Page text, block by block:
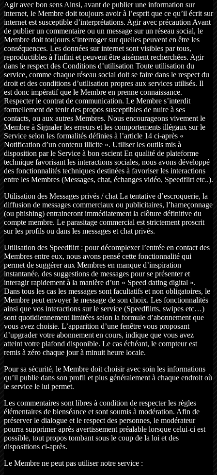
Agir avec bon sens Ainsi, avant de publier une information sur
internet, le Membre doit toujours avoir à l’esprit que ce qu’il écrit sur
internet est susceptible d’interprétations. Agir avec précaution Avant
de publier un commentaire ou un message sur un réseau social, le
Membre doit toujours s’interroger sur quelles peuvent en être les
conséquences. Les données sur internet sont visibles par tous,
reproductibles à l'infini et peuvent être aisément recherchées. Agir
dans le respect des Conditions d’utilisation Toute utilisation du
service, comme chaque réseau social doit se faire dans le respect du
droit et des conditions d’utilisation propres aux services utilisés. Il
est donc impératif que le Membre en prenne connaissance.
Respecter le contrat de communication. Le Membre s’interdit
formellement de tenir des propos susceptibles de nuire à ses
contacts, ou aux autres Membres. Nous encourageons vivement le
Membre à Signaler les erreurs et les comportements illégaux sur le
Service selon les formalités définies à l’article 14 ci-après «
Notification d’un contenu illicite ». Utiliser les outils mis à
disposition par le Service à bon escient En qualité de plateforme
technique favorisant les interactions sociales, nous avons développé
des fonctionnalités techniques destinées à favoriser les interactions
entre les Membres (Messages, chat, échanges vidéo, Speedflirt etc..).
Utilisation des Messages privés / chat La tentative d’escroquerie, la
diffusion de messages commerciaux ou publicitaires, l’hameçonnage
(ou phishing) entraineront immédiatement la clôture définitive du
compte membre. Le parasitage commercial est strictement proscrit
sur les profils ou dans les messages et chat privés.
Utilisation des Speedflirt : pour décomplexer l’entrée en contact des
Membres entre eux, nous avons pensé cette fonctionnalité qui
permet de suggérer aux Membres en manque d’inspiration
instantanée, des suggestions de messages pour se présenter et
interagir rapidement à la manière d’un « Speed dating digital ».
Dans tous les cas les messages sont facultatifs et non obligatoires, le
Membre peut envoyer le message de son choix. Les fonctionnalités
ainsi que vos interactions sur le service (Speedflirts, swipes etc…)
sont quotidiennement limitées selon la formule d’abonnement que
vous avez choisie. L’apparition d’une fenêtre vous proposant
d’upgrader votre abonnement en cours, indique que vous avez
atteint votre plafond disponible. Le cas échéant, le compteur est
remis à zéro chaque jour à minuit heure locale.
Pour sa sécurité, le Membre doit choisir avec soin les informations
qu’il publie dans son profil et plus généralement à chaque endroit où
le service le lui permet.
Les commentaires sont libres à condition de respecter les règles
élémentaires de bienséance et sont soumis à modération. Afin de
préserver le dialogue et le respect des personnes, le modérateur
pourra supprimer après avertissement préalable lorsque celui-ci est
possible, tout propos tombant sous le coup de la loi et des
dispositions ci-après.
Le Membre ne peut pas utiliser notre service :